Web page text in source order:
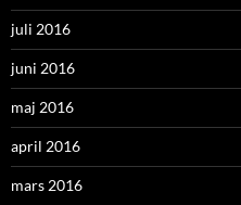
juli 2016
juni 2016
maj 2016
april 2016
mars 2016